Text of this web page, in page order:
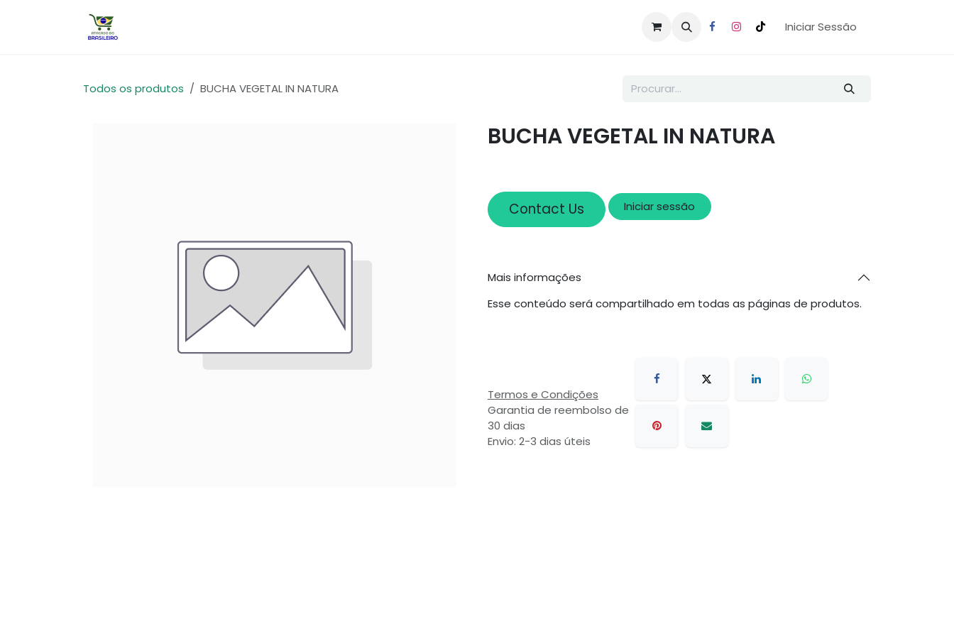
Iniciar Sessão
Todos os produtos BUCHA VEGETAL IN NATURA
BUCHA VEGETAL IN NATURA
Contact Us Iniciar sessão
Mais informações
Esse conteúdo será compartilhado em todas as páginas de produtos.
Termos e Condições
Garantia de reembolso de
30 dias
Envio: 2-3 dias úteis